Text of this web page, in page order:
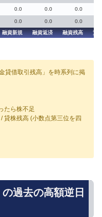
0.0 0.0 0.0
0.0 0.0
0.0
融資新規 融資返済 融資残高 貸
貸借取引残高」を時系列に掲
たら株不足
貸株残高 (小数点第三位を四
過去の高額逆日